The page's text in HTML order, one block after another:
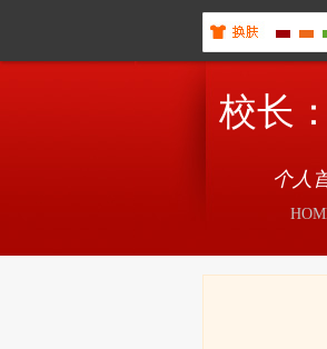
校长
个人